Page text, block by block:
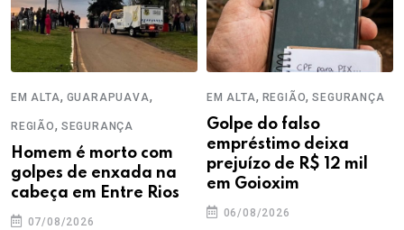
EM ALTA, GUARAPUAVA,
REGIÃO, SEGURANÇA
Homem é morto com
golpes de enxada na
cabeça em Entre Rios
07/08/2026
EM ALTA, REGIÃO,SEGURANÇA
Golpe do falso
empréstimo deixa
prejuízo de R$ 12 mil
em Goioxim
06/08/2026